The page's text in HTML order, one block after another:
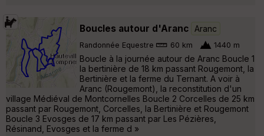
Boucles autour d'Aranc Aranc
Randonnée Equestre 60 km 1440 m
Boucle à la journée autour de Aranc Boucle 1
la bertinière de 18 km passant Rougemont, la
Bertinière et la ferme du Ternant. A voir à
Aranc (Rougemont), la reconstitution d'un
village Médiéval de Montcornelles Boucle 2 Corcelles de 25 km
passant par Rougemont, Corcelles, la Bertinière et Rougemont
Boucle 3 Evosges de 17 km passant par Les Pézières,
Résinand, Evosges et la ferme d »